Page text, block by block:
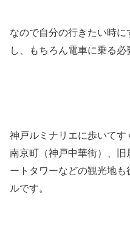
なので自分の行きたい時
し、もちろん電車に乗る必
神戸ルミナリエに歩いてす
南京町（神戸中華街）、
ートタワーなどの観光地
ルです。